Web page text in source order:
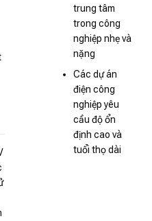
trung tâm
trong công
nghiệp nhẹ và
nặng
Các dự án
điện công
nghiệp yêu
cầu độ ổn
định cao và
tuổi thọ dài